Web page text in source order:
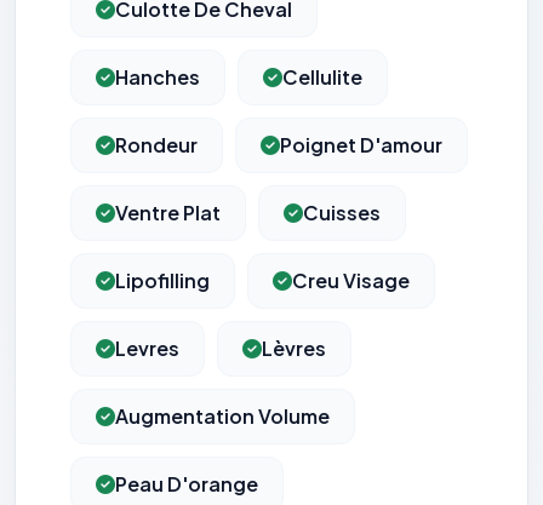
Culotte De Cheval
Hanches Cellulite
Rondeur Poignet D'amour
Ventre Plat Cuisses
Lipofilling Creu Visage
Levres Lèvres
Augmentation Volume
Peau D'orange